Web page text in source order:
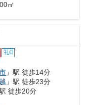
㎡
礼0
」駅 徒歩14分
」駅 徒歩23分
徒歩20分